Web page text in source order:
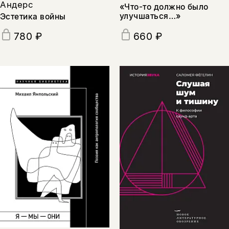
Андерс
Эстетика войны
780 ₽
«Что-то должно было
улучшаться…»
660 ₽